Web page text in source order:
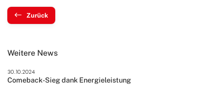
Zurück
Weitere News
30.10.2024
Comeback-Sieg dank Energieleistung